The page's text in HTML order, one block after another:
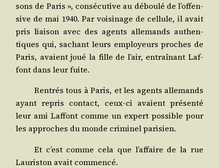
sons de Paris », consé­cu­tive au débou­lé de l’of­fen­
sive de mai 1940. Par voi­si­nage de cel­lule, il avait
pris liai­son avec des agents alle­mands authen­
tiques qui, sachant leurs employeurs proches de
Paris, avaient joué la fille de l’air, entraî­nant Laf­
font dans leur fuite.
Ren­trés tous à Paris, et les agents alle­mands
ayant repris contact, ceux-ci avaient pré­sen­té
leur ami Laf­font comme un expert pos­sible pour
les approches du monde cri­mi­nel parisien.
Et c’est comme cela que l’af­faire de la rue
Lau­ris­ton avait commencé.